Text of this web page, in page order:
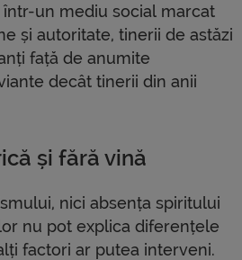
un mediu social marcat
și autoritate, tinerii de astăzi
față de anumite
decât tinerii din anii
și fără vină
nici absența spiritului
nu pot explica diferențele
factori ar putea interveni.